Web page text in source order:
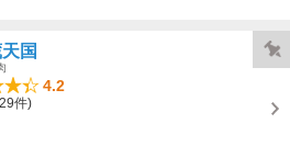
国
4.2
件)